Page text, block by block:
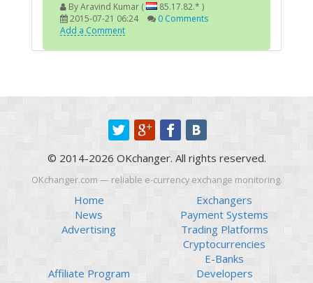
ByAravind Kumar (
85.17.82.* )
2015-07-21 06:24
0 Comments
Add a Comment
© 2014-2026 OKchanger. All rights reserved.
OKchanger.com — reliable e-currency exchange monitoring.
Home
News
Advertising
Exchangers
Payment Systems
Trading Platforms
Cryptocurrencies
E-Banks
Affiliate Program
Developers